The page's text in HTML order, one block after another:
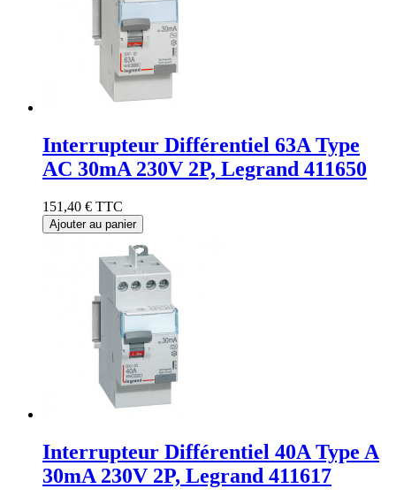
Interrupteur Différentiel 63A Type
AC 30mA 230V 2P, Legrand 411650
151,40 € TTC
Ajouter au panier
Interrupteur Différentiel 40A Type A
30mA 230V 2P, Legrand 411617